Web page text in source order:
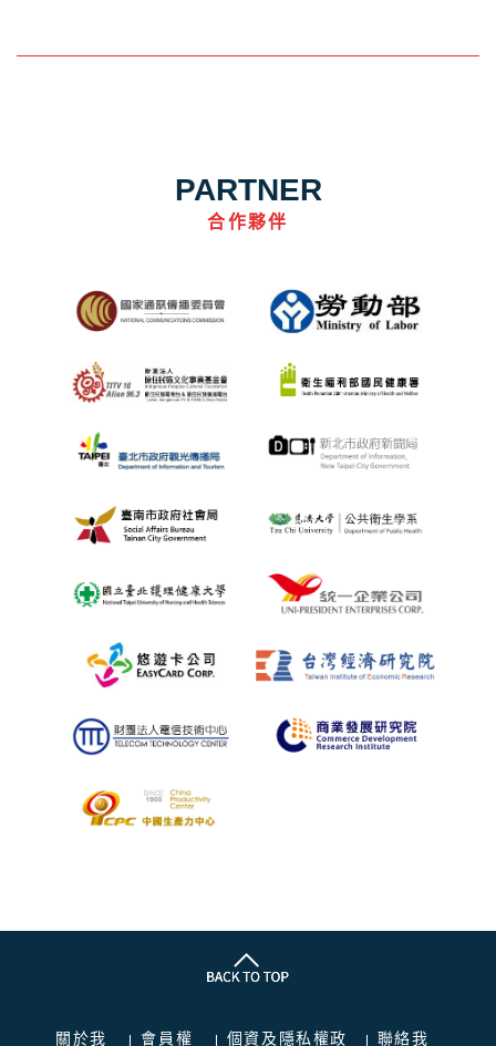
PARTNER
合作夥伴
關於我
會員權
個資及隱私權政
聯絡我